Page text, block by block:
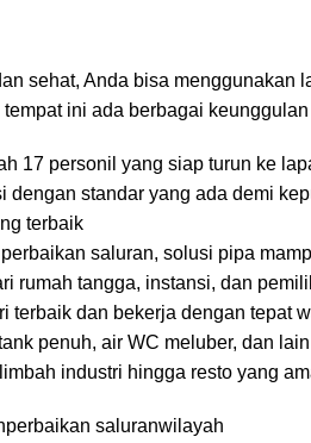
sehat, Anda bisa menggunakan
ini ada berbagai
17 personil yang siap turun ke
standar yang ada demi
terbaik
saluran, solusi pipa
rumah tangga, instansi, dan
terbaik dan bekerja dengan tepat
penuh, air WC meluber, dan
industri hingga resto yang
perbaikan saluranwilayah